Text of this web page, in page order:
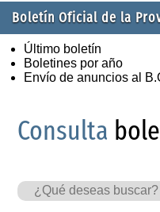
Boletín Oficial de la
Último boletín
Boletines por año
Envío de anuncios al
Consulta